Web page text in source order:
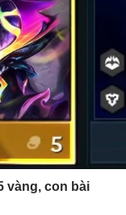
vàng, con bài